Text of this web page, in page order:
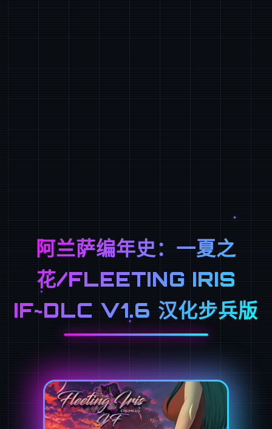
阿兰萨编年史：一夏之
花/FLEETING IRIS
IF~DLC V1.6 汉化步兵版